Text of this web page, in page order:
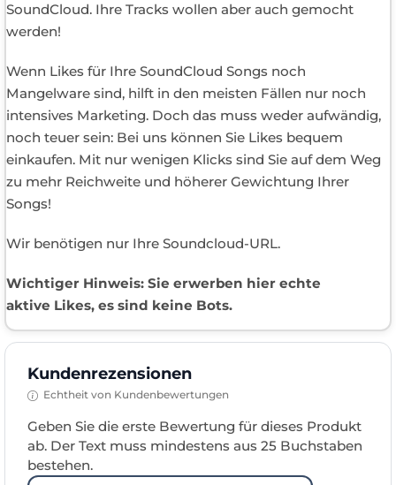
SoundCloud. Ihre Tracks wollen aber auch gemocht
werden!
Wenn Likes für Ihre SoundCloud Songs noch
Mangelware sind, hilft in den meisten Fällen nur noch
intensives Marketing. Doch das muss weder aufwändig,
noch teuer sein: Bei uns können Sie Likes bequem
einkaufen. Mit nur wenigen Klicks sind Sie auf dem Weg
zu mehr Reichweite und höherer Gewichtung Ihrer
Songs!
Wir benötigen nur Ihre Soundcloud-URL.
Wichtiger Hinweis: Sie erwerben hier echte
aktive Likes, es sind keine Bots.
Kundenrezensionen
Echtheit von Kundenbewertungen
Geben Sie die erste Bewertung für dieses Produkt
ab. Der Text muss mindestens aus 25 Buchstaben
bestehen.